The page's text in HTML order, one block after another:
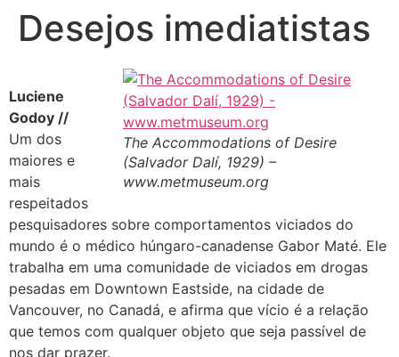
Desejos imediatistas
The Accommodations of Desire
(Salvador Dalí, 1929) –
www.metmuseum.org
Luciene
Godoy //
Um dos
maiores e
mais
respeitados
pesquisadores sobre comportamentos viciados do
mundo é o médico húngaro-canadense Gabor Maté. Ele
trabalha em uma comunidade de viciados em drogas
pesadas em Downtown Eastside, na cidade de
Vancouver, no Canadá, e afirma que vício é a relação
que temos com qualquer objeto que seja passível de
nos dar prazer.